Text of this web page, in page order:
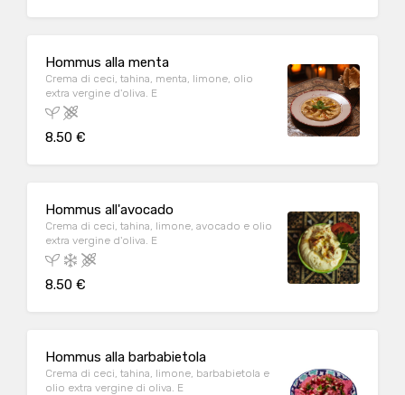
Hommus alla menta
Crema di ceci, tahina, menta, limone, olio
extra vergine d'oliva. E
8.50 €
Hommus all'avocado
Crema di ceci, tahina, limone, avocado e olio
extra vergine d'oliva. E
8.50 €
Hommus alla barbabietola
Crema di ceci, tahina, limone, barbabietola e
olio extra vergine di oliva. E